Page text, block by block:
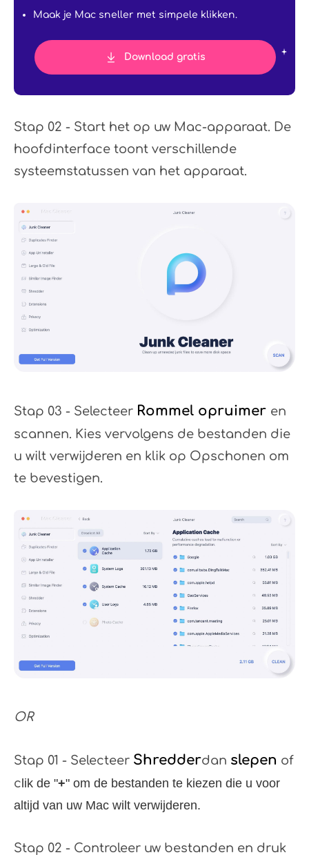
Maak je Mac sneller met simpele klikken.
Download gratis
Stap 02 - Start het op uw Mac-apparaat. De
hoofdinterface toont verschillende
systeemstatussen van het apparaat.
Stap 03 - Selecteer Rommel opruimer en
scannen. Kies vervolgens de bestanden die
u wilt verwijderen en klik op Opschonen om
te bevestigen.
OR
Stap 01 - Selecteer Shredderdan slepen of
c lik de "+" om de bestanden te kiezen die u voor
altijd van uw Mac wilt verwijderen.
Stap 02 - Controleer uw bestanden en druk